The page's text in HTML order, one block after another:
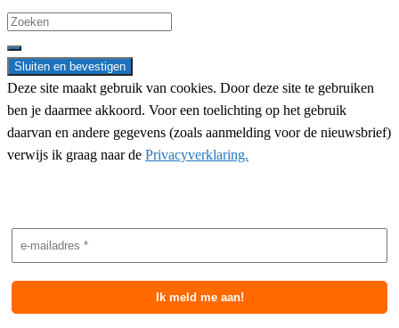
Search
for:
Deze site maakt gebruik van cookies. Door deze site te gebruiken
ben je daarmee akkoord. Voor een toelichting op het gebruik
daarvan en andere gegevens (zoals aanmelding voor de nieuwsbrief)
verwijs ik graag naar de Privacyverklaring.